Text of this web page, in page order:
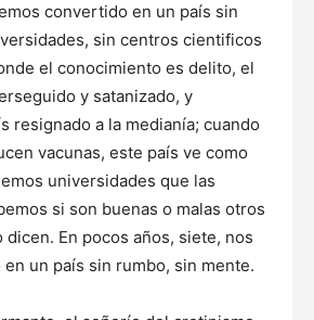
convertido en un país sin
sin centros cientificos
el conocimiento es delito, el
y satanizado, y
resignado a la medianía; cuando
vacunas, este país ve como
universidades que las
si son buenas o malas otros
En pocos años, siete, nos
un país sin rumbo, sin mente.